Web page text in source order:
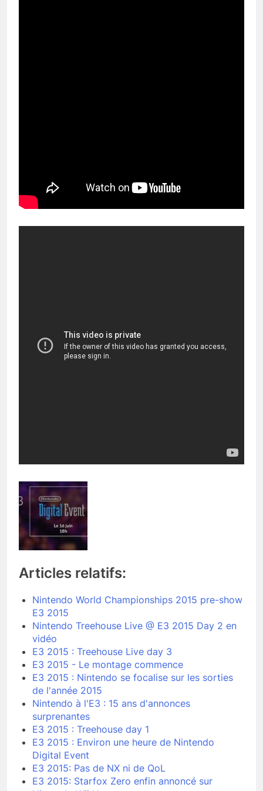
Articles relatifs:
Nintendo World Championships 2015 pre-show
E3 2015
Nintendo Treehouse Live @ E3 2015 Day 2 en
vidéo
E3 2015 : Treehouse Live day 3
E3 2015 - Le montage commence
E3 2015 : Nintendo se focalise sur les sorties
de l'année 2015
Nintendo à l'E3 : 15 ans d'annonces
surprenantes
E3 2015 : Treehouse day 1
E3 2015 : Environ une heure de Nintendo
Digital Event
E3 2015: Pas de NX ni de QoL
E3 2015: Starfox Zero enfin annoncé sur